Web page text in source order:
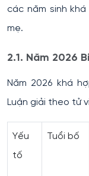
các năm sinh
mẹ.
2.1. Năm 2026
Năm 2026 khá
Luận giải theo tử
Yếu
tố
Tuổi bố